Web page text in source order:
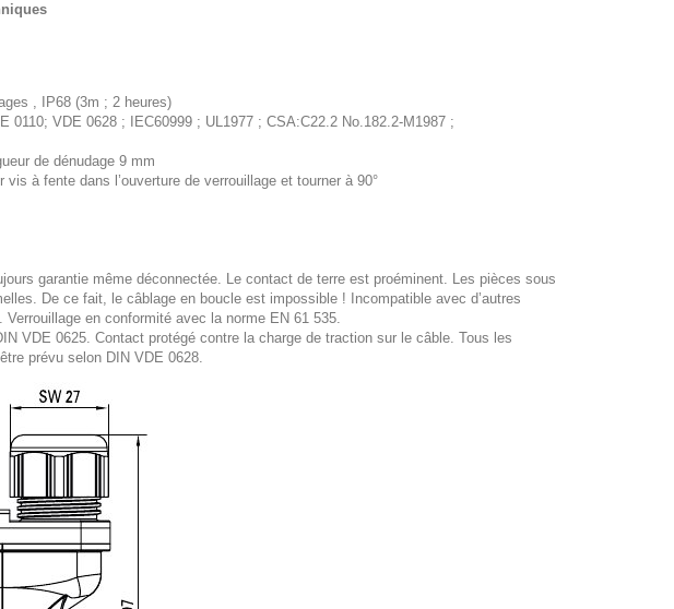
, IP68 (3m ; 2 heures)
0110; VDE 0628 ; IEC60999 ; UL1977 ; CSA:C22.2 No.182.2-M1987 ;
de dénudage 9 mm
à fente dans l’ouverture de verrouillage et tourner à 90°
garantie même déconnectée. Le contact de terre est proéminent. Les pièces sous
De ce fait, le câblage en boucle est impossible ! Incompatible avec d’autres
en conformité avec la norme EN 61 535.
VDE 0625. Contact protégé contre la charge de traction sur le câble. Tous les
prévu selon DIN VDE 0628.